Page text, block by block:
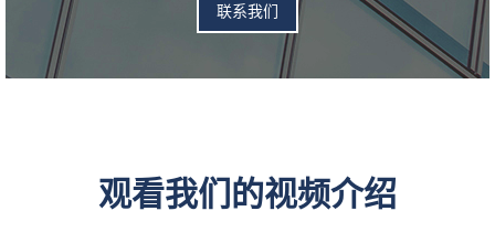
联系我们
观看我们的视频介绍